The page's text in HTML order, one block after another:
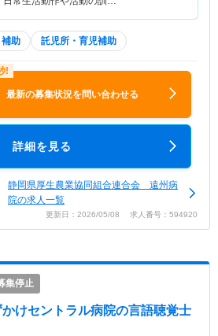
助 託児所・育児補助
最新の募集状況を問い合わせる
詳細を見る
静岡県厚生農業協同組合連合会 遠州病
院の求人一覧
更新日：2026/05/08 求人番号：594920
集停止
けセントラル病院の言語聴覚士